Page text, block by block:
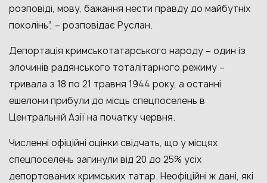
розповіді, мову, бажання нести правду до майбутніх
поколінь”, – розповідає Руслан.
Депортація кримськотатарського народу – один із
злочинів радянського тоталітарного режиму –
тривала з 18 по 21 травня 1944 року, а останні
ешелони прибули до місць спецпоселень в
Центральній Азії на початку червня.
Численні офіційні оцінки свідчать, що у місцях
спецпоселень загинули від 20 до 25% усіх
депортованих кримських татар. Неофіційні ж дані, які